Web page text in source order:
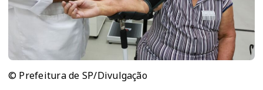
© Prefeitura de SP/Divulgação